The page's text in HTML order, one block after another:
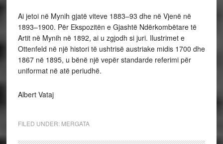
Ai jetoi në Mynih gjatë viteve 1883–93 dhe në Vjenë në
1893–1900. Për Ekspozitën e Gjashtë Ndërkombëtare të
Artit në Mynih në 1892, ai u zgjodh si juri. Ilustrimet e
Ottenfeld në një histori të ushtrisë austriake midis 1700 dhe
1867 në 1895, u bënë një vepër standarde referimi për
uniformat në atë periudhë.
Albert Vataj
FILED UNDER: MERGATA